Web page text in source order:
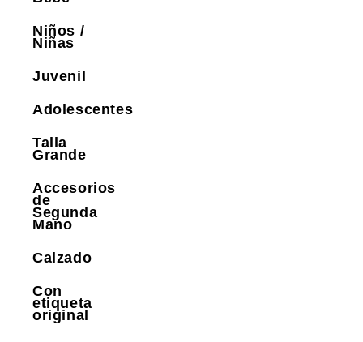
Niños /
Niñas
Juvenil
Adolescentes
Talla
Grande
Accesorios
de
Segunda
Mano
Calzado
Con
etiqueta
original